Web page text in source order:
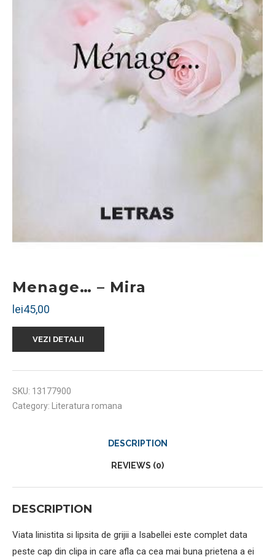
Menage… – Mira
lei45,00
VEZI DETALII
SKU: 13177900
Category:
Literatura romana
DESCRIPTION
REVIEWS (0)
DESCRIPTION
Viata linistita si lipsita de grijii a Isabellei este complet data
peste cap din clipa in care afla ca cea mai buna prietena a ei